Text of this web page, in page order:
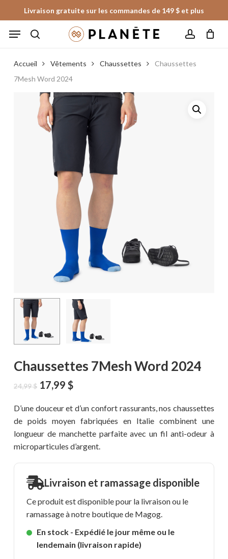
to
main
Livraison gratuite sur les commandes de 149 $ et plus
Menu
Fermer
le
panier
Accueil Vêtements Chaussettes
Chaussettes
7Mesh Word 2024
Chaussettes 7Mesh Word 2024
24,99$ Le
prix
initial
était :
24,99 $.
17,99 $Le
actuel
est :
17,99 $.
D’une douceur et d’un confort rassurants, nos chaussettes
de poids moyen fabriquées en Italie combinent une
longueur de manchette parfaite avec un fil anti-odeur à
microparticules d’argent.
Livraison et ramassage disponible
Ce produit est disponible pour la livraison ou le
ramassage à notre boutique de Magog.
En stock - Expédié le jour même ou le
lendemain (livraison rapide)